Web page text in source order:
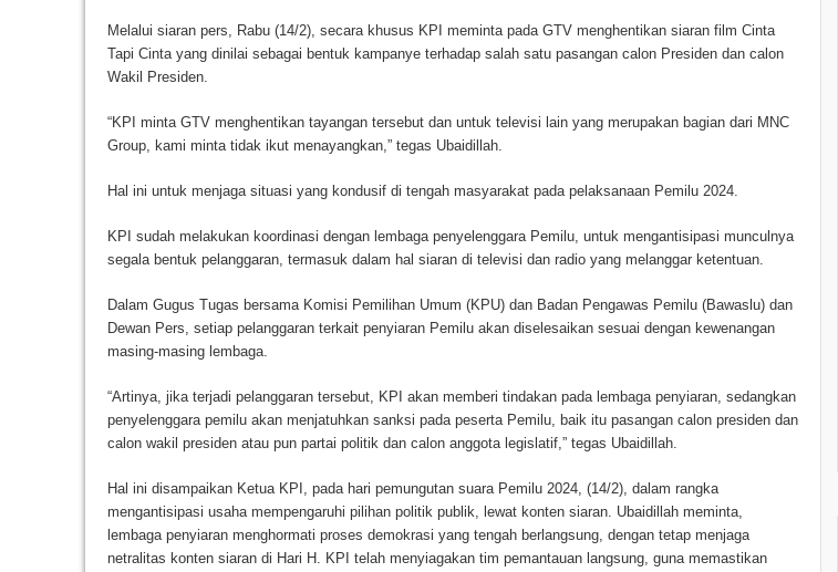
Melalui siaran pers, Rabu (14/2), secara khusus KPI meminta pada GTV menghentikan siaran film Cinta
Tapi Cinta yang dinilai sebagai bentuk kampanye terhadap salah satu pasangan calon Presiden dan calon
Wakil Presiden.
“KPI minta GTV menghentikan tayangan tersebut dan untuk televisi lain yang merupakan bagian dari MNC
Group, kami minta tidak ikut menayangkan,” tegas Ubaidillah.
Hal ini untuk menjaga situasi yang kondusif di tengah masyarakat pada pelaksanaan Pemilu 2024.
KPI sudah melakukan koordinasi dengan lembaga penyelenggara Pemilu, untuk mengantisipasi munculnya
segala bentuk pelanggaran, termasuk dalam hal siaran di televisi dan radio yang melanggar ketentuan.
Dalam Gugus Tugas bersama Komisi Pemilihan Umum (KPU) dan Badan Pengawas Pemilu (Bawaslu) dan
Dewan Pers, setiap pelanggaran terkait penyiaran Pemilu akan diselesaikan sesuai dengan kewenangan
masing-masing lembaga.
“Artinya, jika terjadi pelanggaran tersebut, KPI akan memberi tindakan pada lembaga penyiaran, sedangkan
penyelenggara pemilu akan menjatuhkan sanksi pada peserta Pemilu, baik itu pasangan calon presiden dan
calon wakil presiden atau pun partai politik dan calon anggota legislatif,” tegas Ubaidillah.
Hal ini disampaikan Ketua KPI, pada hari pemungutan suara Pemilu 2024, (14/2), dalam rangka
mengantisipasi usaha mempengaruhi pilihan politik publik, lewat konten siaran. Ubaidillah meminta,
lembaga penyiaran menghormati proses demokrasi yang tengah berlangsung, dengan tetap menjaga
netralitas konten siaran di Hari H. KPI telah menyiagakan tim pemantauan langsung, guna memastikan